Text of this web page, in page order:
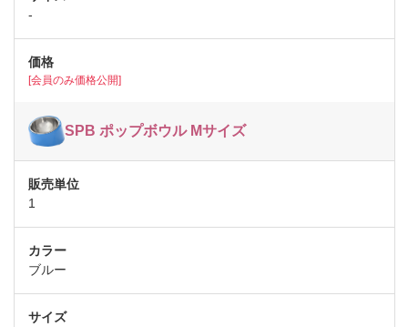
-
[会員のみ価格公開]
SPB ポップボウル Mサイズ
1
ブルー